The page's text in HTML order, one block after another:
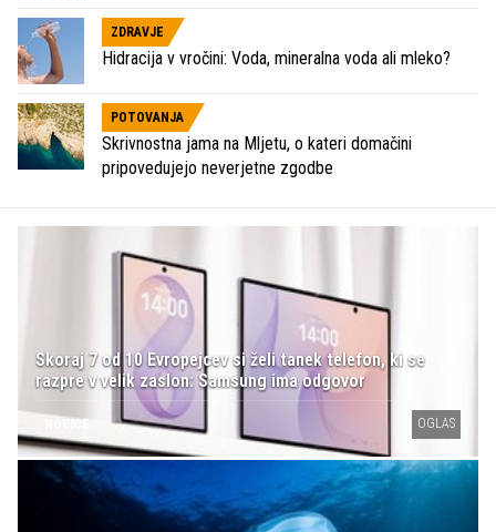
ZDRAVJE
Hidracija v vročini: Voda, mineralna voda ali mleko?
POTOVANJA
Skrivnostna jama na Mljetu, o kateri domačini
pripovedujejo neverjetne zgodbe
Skoraj 7 od 10 Evropejcev si želi tanek telefon, ki se
razpre v velik zaslon: Samsung ima odgovor
NOVICE OGLAS